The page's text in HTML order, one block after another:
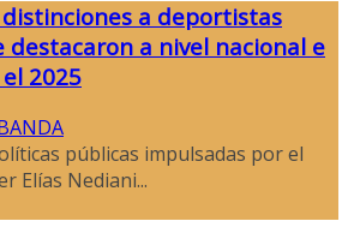
a deportistas
destacaron a nivel nacional e
2025
públicas impulsadas por el
Elías Nediani...